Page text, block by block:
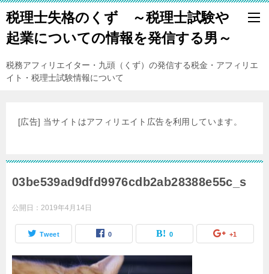
税理士失格のくず ～税理士試験や
起業についての情報を発信する男～
税務アフィリエイター・九頭（くず）の発信する税金・アフィリエ
イト・税理士試験情報について
[広告] 当サイトはアフィリエイト広告を利用しています。
03be539ad9dfd9976cdb2ab28388e55c_s
公開日： 2019年4月14日
Tweet 0 0 +1